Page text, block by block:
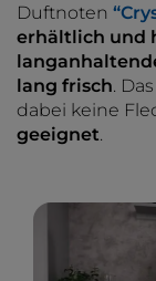
Duftnoten
erhältlich und
lang frisch.
dabei keine
geeignet.